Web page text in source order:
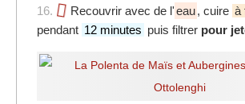
16. Recouvrir avec de l'eau, cuire à
pendant 12 minutes puis filtrer pour